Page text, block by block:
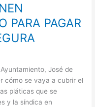
PARA PAGAR
José de
cómo se vaya a cubrir el
pláticas que se
y la síndica en